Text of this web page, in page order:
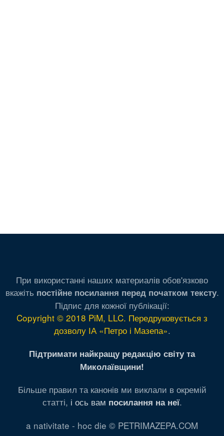
При використанні наших материалів обов'язково
вкажіть постійне посилання перед початком тексту.
Підпис для кожної публікації:
Copyright © 2018 PiM, LLC. Передруковується з
дозволу ІА «Петро і Мазепа».
Підтримати найкращу редакцію світу та
Миколаївщини!
Більше правил та канонів ми виклали в окремій
статті, і ось вам посилання на неї.
a nativitate - hoc die © PETRIMAZEPA.COM